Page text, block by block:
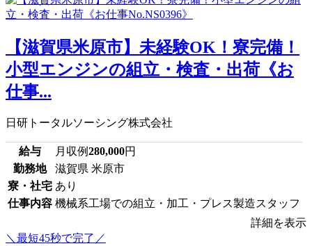
【滋賀県米原市】未経験OK！寮完備！
小型エンジンの組立・検査・出荷《お
仕事...
日研トータルソーシング株式会社
給与 月収例280,000円
勤務地
滋賀県 米原市
寮・社宅 あり
仕事内容 機械系工場での組立・加工・プレス製造スタッフ
詳細を表示
＼最短45秒で完了／